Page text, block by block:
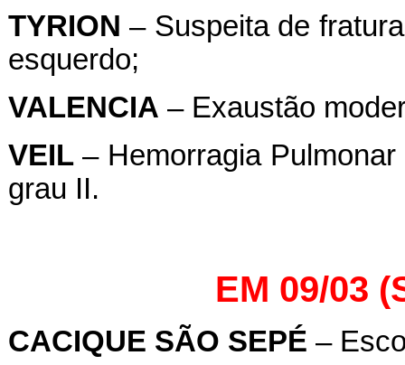
TYRION – Suspeita de
esquerdo;
VALENCIA – Exaustão
VEIL– Hemorragia
grau II.
EM 09/03
CACIQUE SÃO SEPÉ –